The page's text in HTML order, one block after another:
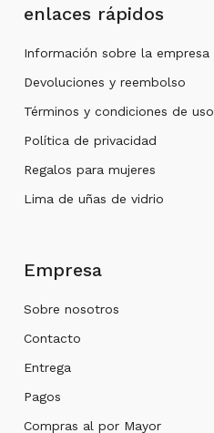
enlaces rápidos
Información sobre la empresa
Devoluciones y reembolso
Términos y condiciones de uso
Política de privacidad
Regalos para mujeres
Lima de uñas de vidrio
Empresa
Sobre nosotros
Contacto
Entrega
Pagos
Compras al por Mayor